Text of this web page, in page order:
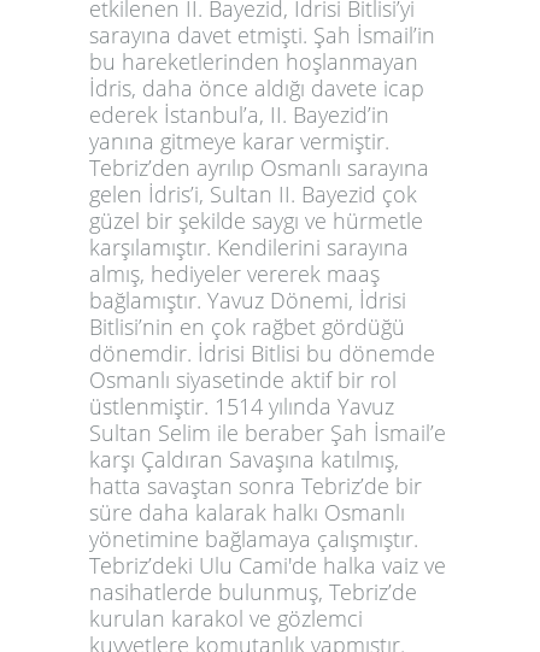
etkilenen II. Bayezid, İdrisi Bitlisi’yi
sarayına davet etmişti. Şah İsmail’in
bu hareketlerinden hoşlanmayan
İdris, daha önce aldığı davete icap
ederek İstanbul’a, II. Bayezid’in
yanına gitmeye karar vermiştir.
Tebriz’den ayrılıp Osmanlı sarayına
gelen İdris’i, Sultan II. Bayezid çok
güzel bir şekilde saygı ve hürmetle
karşılamıştır. Kendilerini sarayına
almış, hediyeler vererek maaş
bağlamıştır. Yavuz Dönemi, İdrisi
Bitlisi’nin en çok rağbet gördüğü
dönemdir. İdrisi Bitlisi bu dönemde
Osmanlı siyasetinde aktif bir rol
üstlenmiştir. 1514 yılında Yavuz
Sultan Selim ile beraber Şah İsmail’e
karşı Çaldıran Savaşına katılmış,
hatta savaştan sonra Tebriz’de bir
süre daha kalarak halkı Osmanlı
yönetimine bağlamaya çalışmıştır.
Tebriz’deki Ulu Cami'de halka vaiz ve
nasihatlerde bulunmuş, Tebriz’de
kurulan karakol ve gözlemci
kuvvetlere komutanlık yapmıştır.